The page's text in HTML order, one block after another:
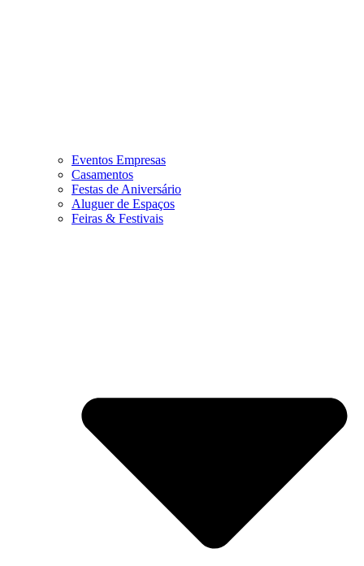
Eventos Empresas
Casamentos
Festas de Aniversário
Aluguer de Espaços
Feiras & Festivais